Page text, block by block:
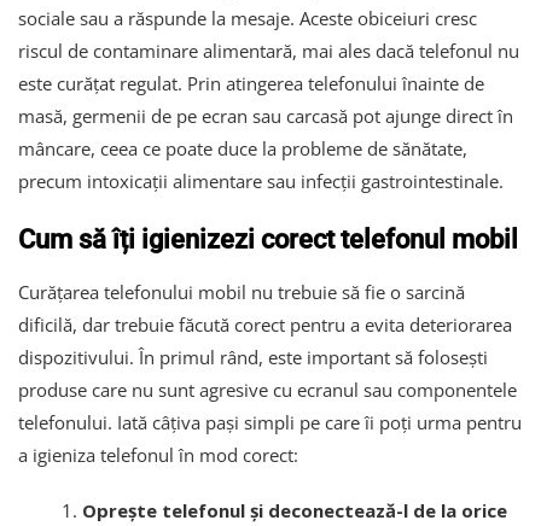
sociale sau a răspunde la mesaje. Aceste obiceiuri cresc
riscul de contaminare alimentară, mai ales dacă telefonul nu
este curățat regulat. Prin atingerea telefonului înainte de
masă, germenii de pe ecran sau carcasă pot ajunge direct în
mâncare, ceea ce poate duce la probleme de sănătate,
precum intoxicații alimentare sau infecții gastrointestinale.
Cum să îți igienizezi corect telefonul mobil
Curățarea telefonului mobil nu trebuie să fie o sarcină
dificilă, dar trebuie făcută corect pentru a evita deteriorarea
dispozitivului. În primul rând, este important să folosești
produse care nu sunt agresive cu ecranul sau componentele
telefonului. Iată câțiva pași simpli pe care îi poți urma pentru
a igieniza telefonul în mod corect:
Oprește telefonul și deconectează-l de la orice